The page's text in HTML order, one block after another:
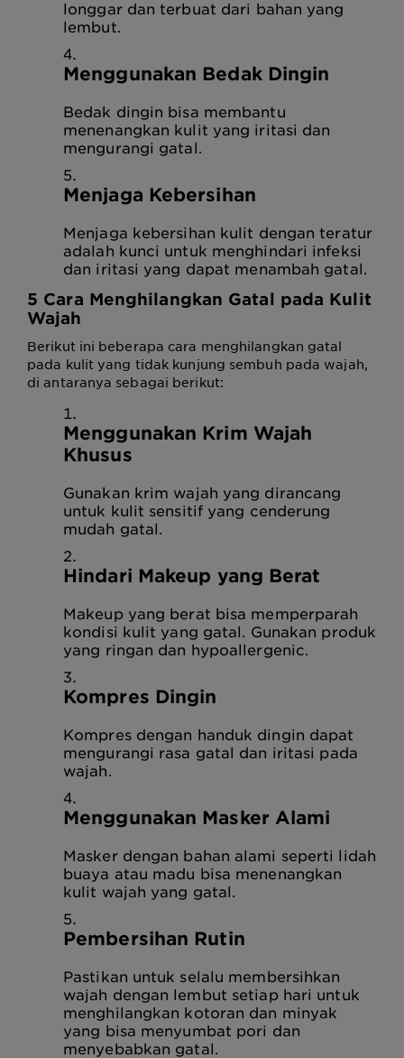
longgar dan terbuat dari bahan yang
lembut.
Menggunakan Bedak Dingin
Bedak dingin bisa membantu
menenangkan kulit yang iritasi dan
mengurangi gatal.
Menjaga Kebersihan
Menjaga kebersihan kulit dengan teratur
adalah kunci untuk menghindari infeksi
dan iritasi yang dapat menambah gatal.
5 Cara Menghilangkan Gatal pada Kulit
Wajah
Berikut ini beberapa cara menghilangkan gatal
pada kulit yang tidak kunjung sembuh pada wajah,
di antaranya sebagai berikut:
Menggunakan Krim Wajah
Khusus
Gunakan krim wajah yang dirancang
untuk kulit sensitif yang cenderung
mudah gatal.
Hindari Makeup yang Berat
Makeup yang berat bisa memperparah
kondisi kulit yang gatal. Gunakan produk
yang ringan dan hypoallergenic.
Kompres Dingin
Kompres dengan handuk dingin dapat
mengurangi rasa gatal dan iritasi pada
wajah.
Menggunakan Masker Alami
Masker dengan bahan alami seperti lidah
buaya atau madu bisa menenangkan
kulit wajah yang gatal.
Pembersihan Rutin
Pastikan untuk selalu membersihkan
wajah dengan lembut setiap hari untuk
menghilangkan kotoran dan minyak
yang bisa menyumbat pori dan
menyebabkan gatal.